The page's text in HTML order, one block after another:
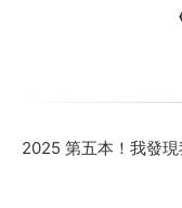
2025 第五本！我發